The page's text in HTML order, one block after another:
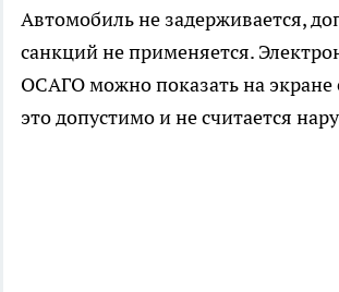
Автомобиль не задерживается,
санкций не применяется.
ОСАГО можно показать на
это допустимо и не считается